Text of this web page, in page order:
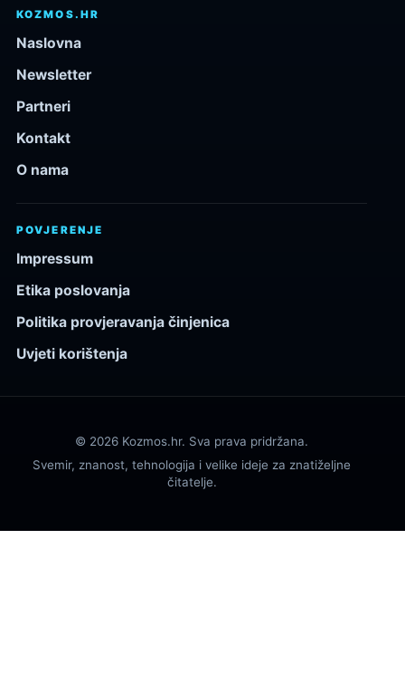
KOZMOS.HR
Naslovna
Newsletter
Partneri
Kontakt
O nama
POVJERENJE
Impressum
Etika poslovanja
Politika provjeravanja činjenica
Uvjeti korištenja
© 2026 Kozmos.hr. Sva prava pridržana.
Svemir, znanost, tehnologija i velike ideje za znatiželjne
čitatelje.